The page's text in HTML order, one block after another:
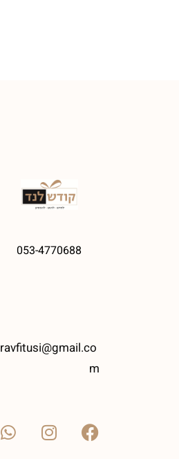
053-4770688
ravfitusi@gmail.co
m